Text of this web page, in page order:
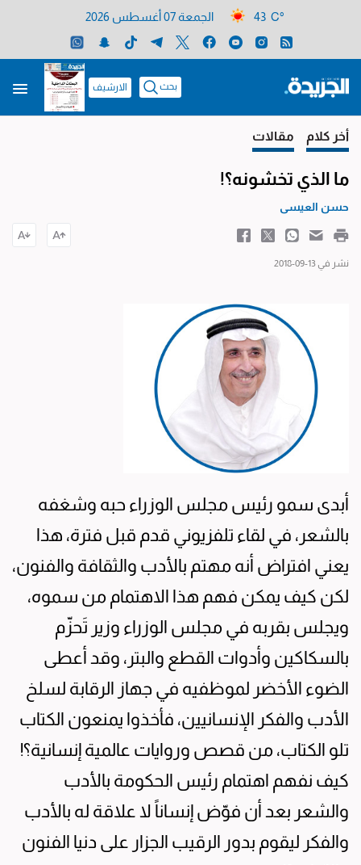
43 C° الجمعة 07 أغسطس 2026
بحث الارشيف
أخر كلام مقالات
ما الذي تخشونه؟!
حسن العيسى
نشر في 13-09-2018
أبدى سمو رئيس مجلس الوزراء حبه وشغفه
بالشعر، في لقاء تلفزيوني قدم قبل فترة، هذا
يعني افتراض أنه مهتم بالأدب والثقافة والفنون،
لكن كيف يمكن فهم هذا الاهتمام من سموه،
ويجلس بقربه في مجلس الوزراء وزير تَحزّم
بالسكاكين وأدوات القطع والبتر، وقد أعطى
الضوء الأخضر لموظفيه في جهاز الرقابة لسلخ
الأدب والفكر الإنسانيين، فأخذوا يمنعون الكتاب
تلو الكتاب، من قصص وروايات عالمية إنسانية؟!
كيف نفهم اهتمام رئيس الحكومة بالأدب
والشعر بعد أن فوّض إنساناً لا علاقة له بالأدب
والفكر ليقوم بدور الرقيب الجزار على دنيا الفنون